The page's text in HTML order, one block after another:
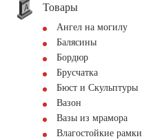
Товары
Ангел на могилу
Балясины
Бордюр
Брусчатка
Бюст и Скульптуры
Вазон
Вазы из мрамора
Влагостойкие рамки